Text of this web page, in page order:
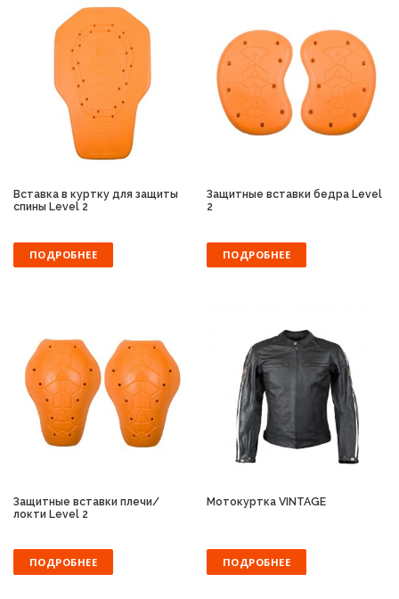
Вставка в куртку для защиты
спины Level 2
ПОДРОБНЕЕ
Защитные вставки бедра Level
2
ПОДРОБНЕЕ
Защитные вставки плечи/
локти Level 2
ПОДРОБНЕЕ
Мотокуртка VINTAGE
ПОДРОБНЕЕ